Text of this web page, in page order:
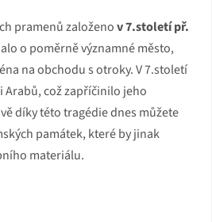
pramenů založenov 7.století př.
o poměrně významné město,
na obchodu s otroky. V 7.století
Arabů, což zapříčinilo jeho
díky této tragédie dnes můžete
památek, které by jinak
materiálu.